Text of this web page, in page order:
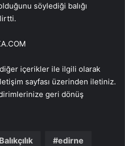
söylediği balığı
diğer içerikler ile ilgili olarak
sayfası üzerinden iletiniz.
geri dönüş
Balıkçılık edirne